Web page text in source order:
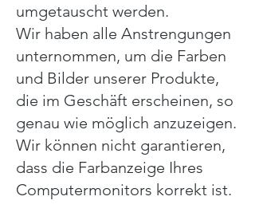
umgetauscht werden.
Wir haben alle Anstrengungen
unternommen, um die Farben
und Bilder unserer Produkte,
die im Geschäft erscheinen, so
genau wie möglich anzuzeigen.
Wir können nicht garantieren,
dass die Farbanzeige Ihres
Computermonitors korrekt ist.